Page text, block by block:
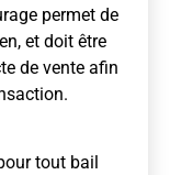
permet de
et doit être
de vente afin
tout bail